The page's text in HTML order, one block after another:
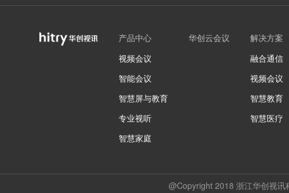
产品中心
视频会议
智能会议
智慧屏与教育
专业视听
智慧家庭
华创云会议
解决方案
融合通信
视频会议
智慧教育
智慧医疗
@Copyright 2018 浙江华创视讯